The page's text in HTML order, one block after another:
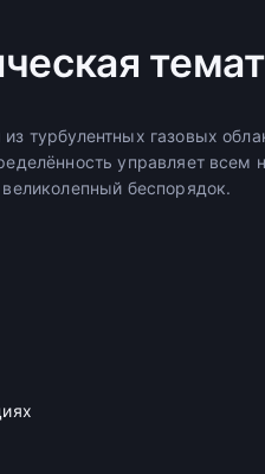
турбулентных газовых
управляет всем
беспорядок.